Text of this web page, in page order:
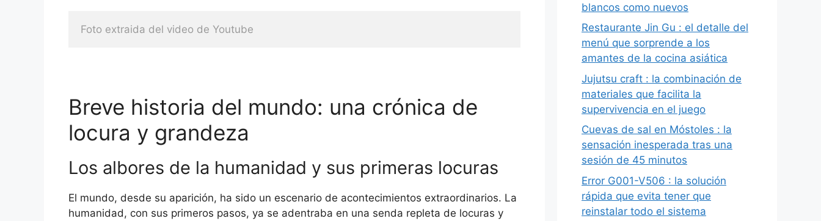
Foto extraida del video de Youtube
Breve historia del mundo: una crónica de
locura y grandeza
Los albores de la humanidad y sus primeras locuras
El mundo, desde su aparición, ha sido un escenario de acontecimientos extraordinarios. La
humanidad, con sus primeros pasos, ya se adentraba en una senda repleta de locuras y
blancos como nuevos
Restaurante Jin Gu : el detalle del
menú que sorprende a los
amantes de la cocina asiática
Jujutsu craft : la combinación de
materiales que facilita la
supervivencia en el juego
Cuevas de sal en Móstoles : la
sensación inesperada tras una
sesión de 45 minutos
Error G001-V506 : la solución
rápida que evita tener que
reinstalar todo el sistema